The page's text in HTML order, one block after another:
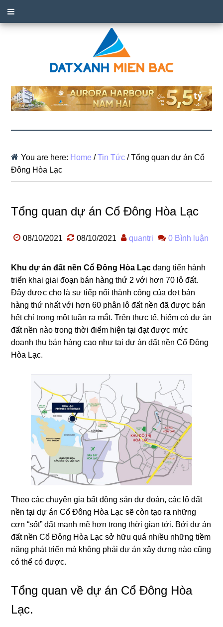
You are here: Home / Tin Tức /Tổng quan dự án Cổ
Đông Hòa Lạc
Tổng quan dự án Cổ Đông Hòa Lạc
08/10/2021 08/10/2021 quantri 0 Bình luận
Khu dự án đất nền Cổ Đông Hòa Lạcđang tiến hành
triển khai giai đoạn bán hàng thứ 2 với hơn 70 lô đất.
Đây được cho là sự tiếp nối thành công của đợt bán
hàng thứ nhất với hơn 60 phân lô đất nền đã được bán
hết chỉ trong một tuần ra mắt. Trên thực tế, hiếm có dự án
đất nền nào trong thời điểm hiện tại đạt được mức
doanh thu bán hàng cao như tại dự án đất nền Cổ Đông
Hòa Lạc.
Theo các chuyên gia bất động sản dự đoán, các lô đất
nền tại dự án Cổ Đông Hòa Lạc sẽ còn tạo ra những
cơn “sốt” đất mạnh mẽ hơn trong thời gian tới. Bởi dự án
đất nền Cổ Đông Hòa Lạc sở hữu quá nhiều những tiềm
năng phát triển mà không phải dự án xây dựng nào cũng
có thể có được.
Tổng quan về dự án Cổ Đông Hòa
Lạc.